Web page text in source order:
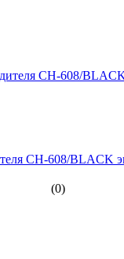
CH-608/BLACK
(0)